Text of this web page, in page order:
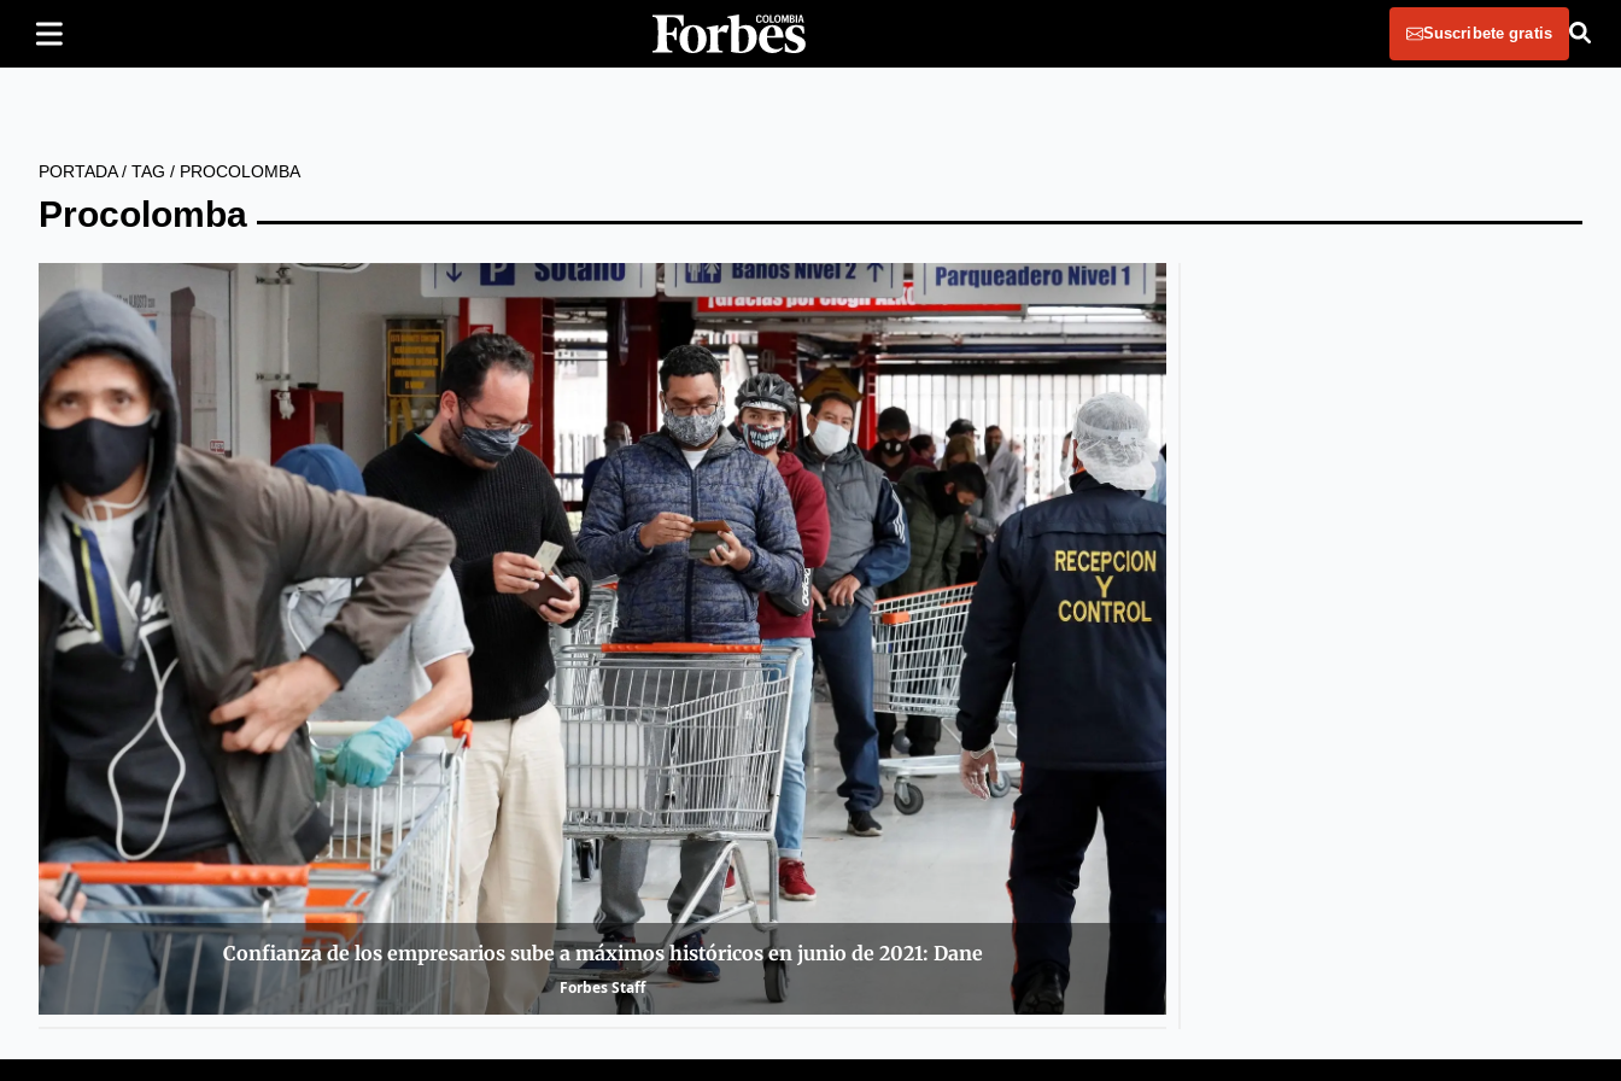
Suscribete gratis
PORTADA/ TAG / PROCOLOMBA
Procolomba
Confianza de los empresarios sube a máximos históricos en junio de 2021: Dane
Forbes Staff